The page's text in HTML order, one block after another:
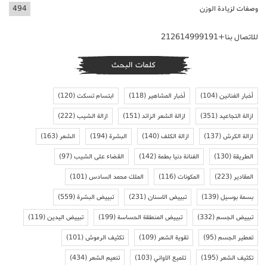
وصفات لزيادة الوزن 494
للاتصال بنا+212614999191
كلمات البحث
أخبار الفنانين(104) أخبار المشاهير(118) ابتسام تسكت(120)
ازالة التجاعيد(351) ازالة الشعر الزائد(151) ازالة الشيب(222)
ازالة الكرش(137) ازالة الكلف(140) البشرة(194) الشعر(163)
الطريقة(130) الفنانة دنيا بطمة(142) القضاء على الشيب(97)
المقادير(223) المكونات(116) الملك محمد السادس(101)
بسمة بوسيل(139) تبييض الاسنان(231) تبييض البشرة(559)
تبييض الجسم(332) تبييض المنطقة الحساسة(199) تبييض اليدين(119)
تعطير الجسم(95) تقوية الشعر(109) تكثيف الرموش(101)
تكثيف الشعر(195) تلميع الاواني(103) تنعيم الشعر(434)